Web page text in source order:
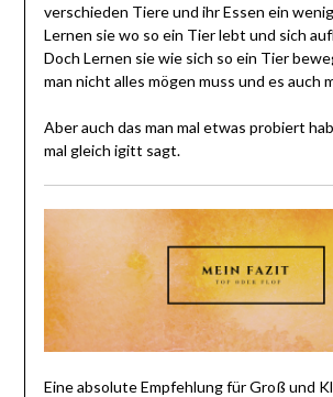
verschieden Tiere und ihr Essen ein
Lernen sie wo so ein Tier lebt und sich
Doch Lernen sie wie sich so ein Tier
man nicht alles mögen muss und es auch
Aber auch das man mal etwas probiert
mal gleich igitt sagt.
Eine absolute Empfehlung für Groß und